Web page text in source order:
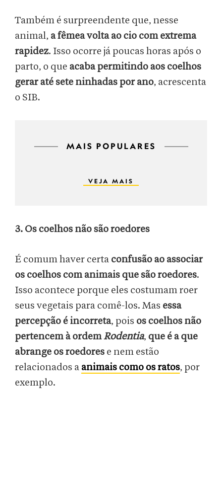
Também é surpreendente que, nesse
animal, a fêmea volta ao cio com extrema
rapidez. Isso ocorre já poucas horas após o
parto, o que acaba permitindo aos coelhos
gerar até sete ninhadas por ano, acrescenta
o SIB.
MAIS POPULARES
VEJA MAIS
3. Os coelhos não são roedores
É comum haver certa confusão ao associar
os coelhos com animais que são roedores.
Isso acontece porque eles costumam roer
seus vegetais para comê-los. Mas essa
percepção é incorreta, pois os coelhos não
pertencem à ordemRodentia, que é a que
abrange os roedores e nem estão
relacionados a animais como os ratos, por
exemplo.